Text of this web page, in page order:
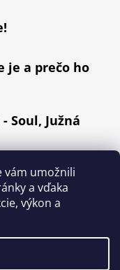
vám umožnili
a vďaka
výkon a
je a prečo ho
- Soul, Južná